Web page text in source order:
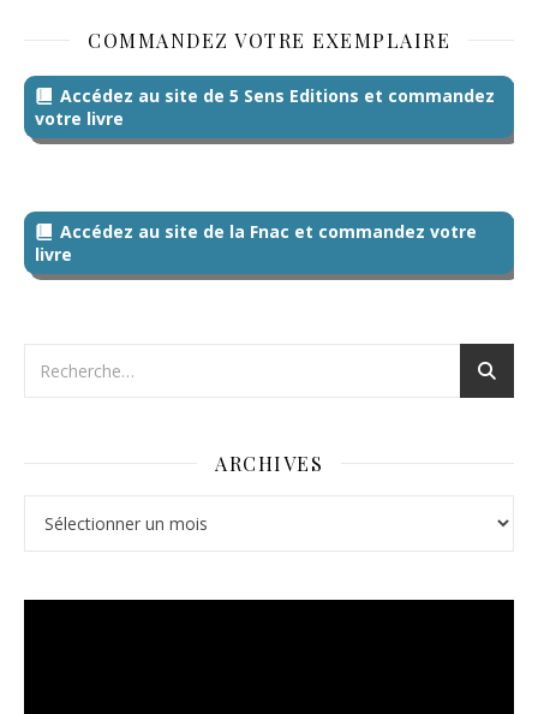
COMMANDEZ VOTRE EXEMPLAIRE
Accédez au site de 5 Sens Editions et commandez
votre livre
Accédez au site de la Fnac et commandez votre
livre
ARCHIVES